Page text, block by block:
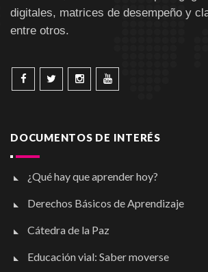
digitales, matrices de desempeño y
entre otros.
DOCUMENTOS DE INTERÉS
¿Qué hay que aprender hoy?
Derechos Básicos de Aprendizaje
Cátedra de la Paz
Educación vial: Saber moverse